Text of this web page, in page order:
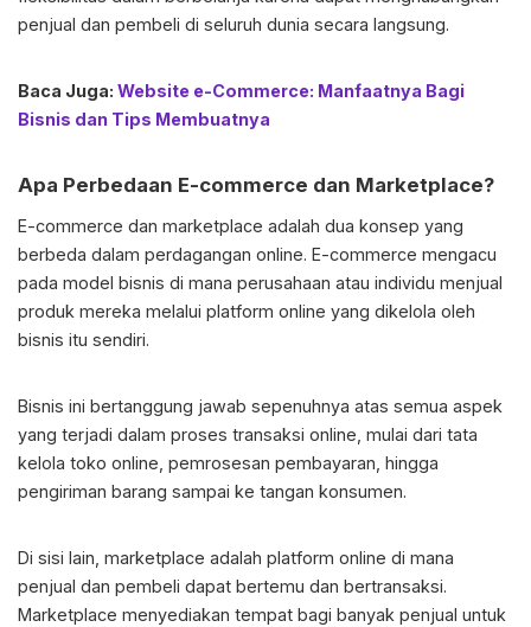
penjual dan pembeli di seluruh dunia secara langsung.
Baca Juga: Website e-Commerce: Manfaatnya Bagi
Bisnis dan Tips Membuatnya
Apa Perbedaan E-commerce dan Marketplace?
E-commerce dan marketplace adalah dua konsep yang
berbeda dalam perdagangan online. E-commerce mengacu
pada model bisnis di mana perusahaan atau individu menjual
produk mereka melalui platform online yang dikelola oleh
bisnis itu sendiri.
Bisnis ini bertanggung jawab sepenuhnya atas semua aspek
yang terjadi dalam proses transaksi online, mulai dari tata
kelola toko online, pemrosesan pembayaran, hingga
pengiriman barang sampai ke tangan konsumen.
Di sisi lain, marketplace adalah platform online di mana
penjual dan pembeli dapat bertemu dan bertransaksi.
Marketplace menyediakan tempat bagi banyak penjual untuk